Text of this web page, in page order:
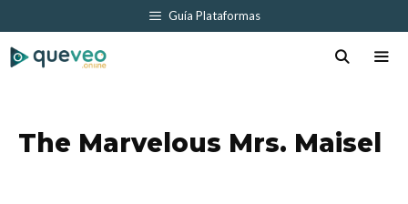
al
contenido
Guía Plataformas
The Marvelous Mrs. Maisel